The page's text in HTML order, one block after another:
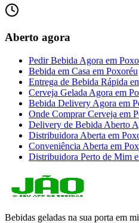
Aberto agora
Pedir Bebida Agora em
Bebida em Casa em Poxoréu
Entrega de Bebida Rápida
Cerveja Gelada Agora em
Bebida Delivery Agora em
Onde Comprar Cerveja em
Delivery de Bebida Aberto
Distribuidora Aberta em
Conveniência Aberta em
Distribuidora Perto de Mim
Bebidas geladas na sua porta em